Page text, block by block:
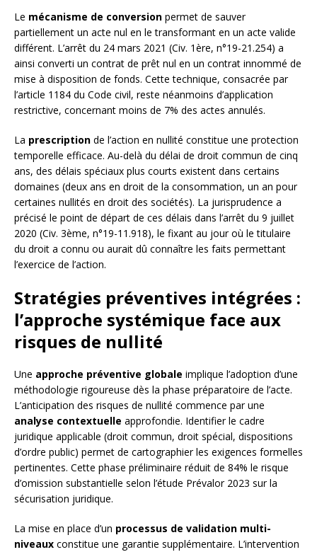
Le mécanisme de conversion permet de sauver
partiellement un acte nul en le transformant en un acte valide
différent. L’arrêt du 24 mars 2021 (Civ. 1ère, n°19-21.254) a
ainsi converti un contrat de prêt nul en un contrat innommé de
mise à disposition de fonds. Cette technique, consacrée par
l’article 1184 du Code civil, reste néanmoins d’application
restrictive, concernant moins de 7% des actes annulés.
La prescription de l’action en nullité constitue une protection
temporelle efficace. Au-delà du délai de droit commun de cinq
ans, des délais spéciaux plus courts existent dans certains
domaines (deux ans en droit de la consommation, un an pour
certaines nullités en droit des sociétés). La jurisprudence a
précisé le point de départ de ces délais dans l’arrêt du 9 juillet
2020 (Civ. 3ème, n°19-11.918), le fixant au jour où le titulaire
du droit a connu ou aurait dû connaître les faits permettant
l’exercice de l’action.
Stratégies préventives intégrées :
l’approche systémique face aux
risques de nullité
Une approche préventive globale implique l’adoption d’une
méthodologie rigoureuse dès la phase préparatoire de l’acte.
L’anticipation des risques de nullité commence par une
analyse contextuelle approfondie. Identifier le cadre
juridique applicable (droit commun, droit spécial, dispositions
d’ordre public) permet de cartographier les exigences formelles
pertinentes. Cette phase préliminaire réduit de 84% le risque
d’omission substantielle selon l’étude Prévalor 2023 sur la
sécurisation juridique.
La mise en place d’un processus de validation multi-
niveaux constitue une garantie supplémentaire. L’intervention